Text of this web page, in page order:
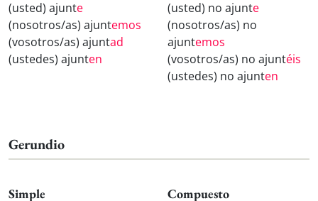
(usted) ajunte
(nosotros/as) ajuntemos
(vosotros/as) ajuntad
(ustedes) ajunten
(usted) no ajunte
(nosotros/as) no
ajuntemos
(vosotros/as) no ajuntéis
(ustedes) no ajunten
Gerundio
Simple Compuesto